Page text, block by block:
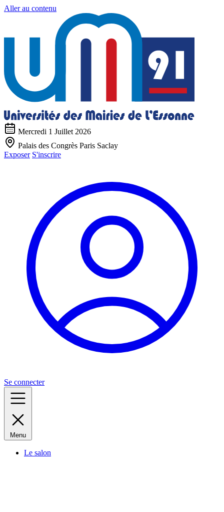
Aller au contenu
Mercredi 1 Juillet 2026
Palais des Congrès Paris Saclay
Exposer S'inscrire
Se connecter
Menu
Le salon